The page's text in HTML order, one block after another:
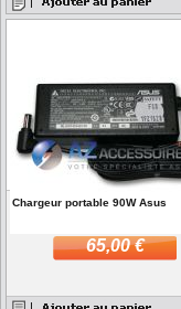
Chargeur portable 90W Asus
65,00 €